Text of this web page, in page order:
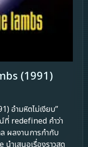
(1991)
อำมหิตไม่เงียบ”
ที่ redefined คำว่า
ผลงานการกำกับ
ำเสนอเรื่องราวสุด